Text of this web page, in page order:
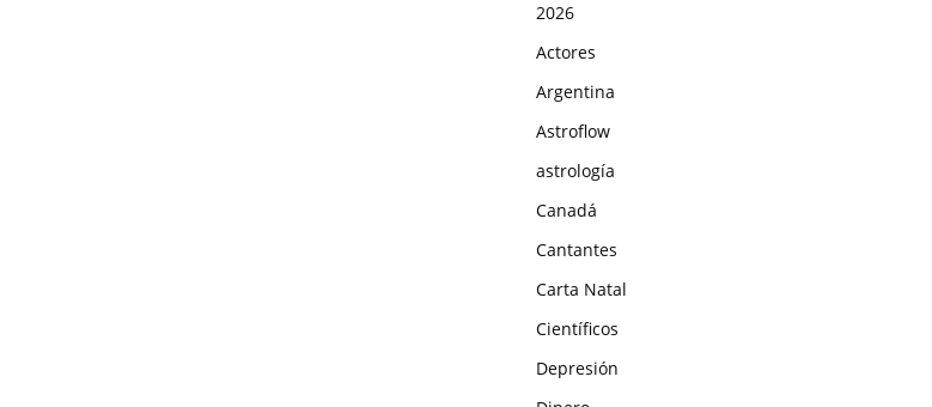
2026
Actores
Argentina
Astroflow
astrología
Canadá
Cantantes
Carta Natal
Científicos
Depresión